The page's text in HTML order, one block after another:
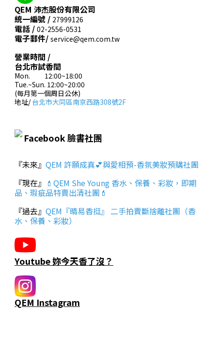
QEM 沛杰股份有限公司
統一編號 / 27999126
電話 / 02-2556-0531
電子郵件/ service@qem.com.tw
營業時間 /
台北市試香間
Mon. 12:00~18:00
Tue.~Sun. 12:00~20:00
(每月第一個周日公休)
地址/台北市大同區南京西路308號2F
Facebook 臉書社團
『未來』 QEM 許願成真💕與愛相預-香氛美妝預購社團
『現在』 💄QEM She Young 香水、保養、彩妝，即期
品、瑕疵品特賣出清社團💄
『過去』 QEM『晴易香挺』 二手拍賣斷捨離社團（香
水、保養、彩妝）
Youtube 妳今天香了沒？
QEM Instagram